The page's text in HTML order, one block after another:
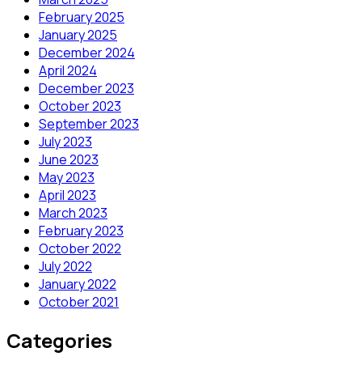
February 2025
January 2025
December 2024
April 2024
December 2023
October 2023
September 2023
July 2023
June 2023
May 2023
April 2023
March 2023
February 2023
October 2022
July 2022
January 2022
October 2021
Categories